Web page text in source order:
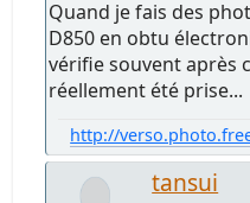
Quand je fais des
D850 en obtu
vérifie souvent après
réellement été prise...
http://
tansui